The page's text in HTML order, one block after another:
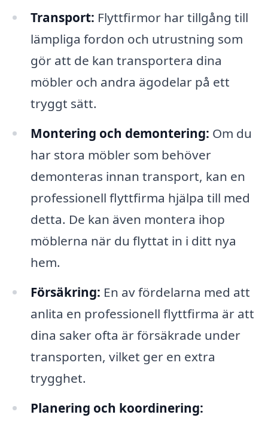
Transport: Flyttfirmor har tillgång till
lämpliga fordon och utrustning som
gör att de kan transportera dina
möbler och andra ägodelar på ett
tryggt sätt.
Montering och demontering: Om du
har stora möbler som behöver
demonteras innan transport, kan en
professionell flyttfirma hjälpa till med
detta. De kan även montera ihop
möblerna när du flyttat in i ditt nya
hem.
Försäkring: En av fördelarna med att
anlita en professionell flyttfirma är att
dina saker ofta är försäkrade under
transporten, vilket ger en extra
trygghet.
Planering och koordinering: